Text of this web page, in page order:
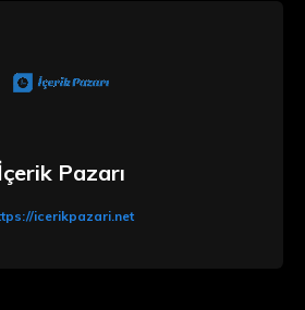
Pazarı
icerikpazari.net